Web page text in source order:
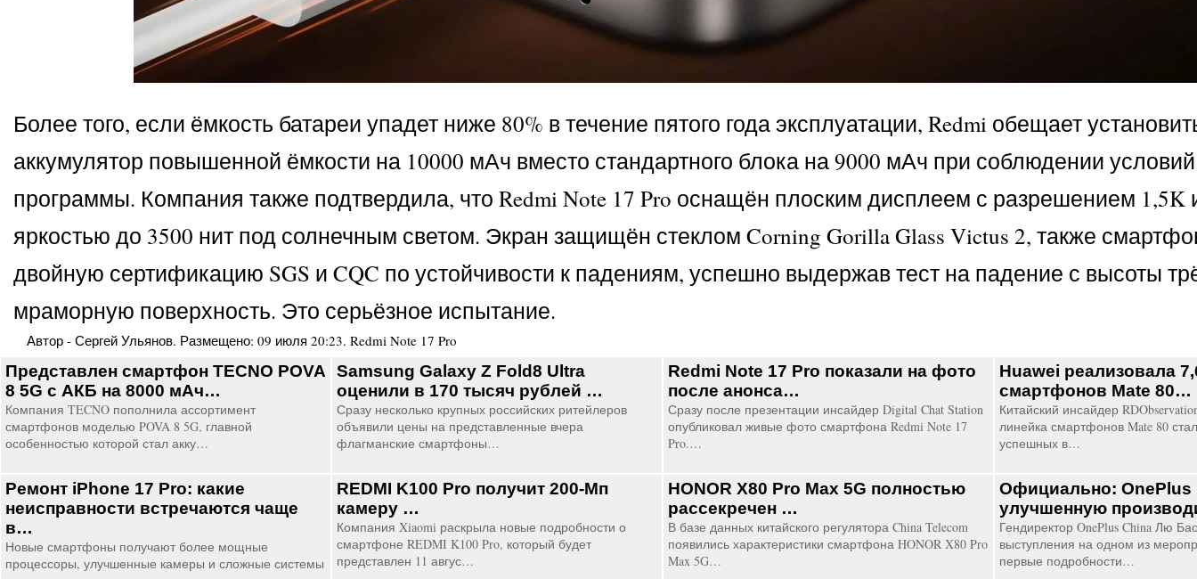
Более того, если ёмкость батареи упадет ниже 80% в течение пятого года эксплуатации, Redmi обещает
аккумулятор повышенной ёмкости на 10000 мАч вместо стандартного блока на 9000 мАч при соблюдении
программы. Компания также подтвердила, что Redmi Note 17 Pro оснащён плоским дисплеем с разрешением 1,5K
яркостью до 3500 нит под солнечным светом. Экран защищён стеклом Corning Gorilla Glass Victus 2, также
двойную сертификацию SGS и CQC по устойчивости к падениям, успешно выдержав тест на падение с высоты
мраморную поверхность. Это серьёзное испытание.
Автор - Сергей Ульянов. Размещено: 09 июля 20:23. Redmi Note 17 Pro
Представлен смартфон TECNO POVA
8 5G с АКБ на 8000 мАч…
Компания TECNO пополнила ассортимент
смартфонов моделью POVA 8 5G, главной
особенностью которой стал акку…
Samsung Galaxy Z Fold8 Ultra
оценили в 170 тысяч рублей …
Сразу несколько крупных российских ритейлеров
объявили цены на представленные вчера
флагманские смартфоны…
Redmi Note 17 Pro показали на фото
после анонса…
Сразу после презентации инсайдер Digital Chat Station
опубликовал живые фото смартфона Redmi Note 17
Pro.…
Huawei реализовала
смартфонов Mate 80…
Китайский инсайдер
линейка смартфонов Mate 80
успешных в…
Ремонт iPhone 17 Pro: какие
неисправности встречаются чаще
в…
Новые смартфоны получают более мощные
процессоры, улучшенные камеры и сложные системы
REDMI K100 Pro получит 200-Мп
камеру …
Компания Xiaomi раскрыла новые подробности о
смартфоне REDMI K100 Pro, который будет
представлен 11 авгус…
HONOR X80 Pro Max 5G полностью
рассекречен …
В базе данных китайского регулятора China Telecom
появились характеристики смартфона HONOR X80 Pro
Max 5G…
Официально: OnePlus
улучшенную
Гендиректор OnePlus China Лю
выступления на одном из
первые подробности…